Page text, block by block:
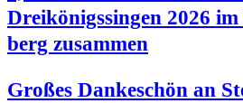
Drei­kö­nigs­sin­gen 2026
berg zusammen
Gro­ßes Dan­ke­schön an